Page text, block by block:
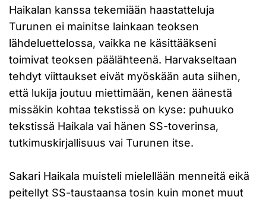
Haikalan kanssa tekemiään haastatteluja
Turunen ei mainitse lainkaan teoksen
lähdeluettelossa, vaikka ne käsittääkseni
toimivat teoksen päälähteenä. Harvakseltaan
tehdyt viittaukset eivät myöskään auta siihen,
että lukija joutuu miettimään, kenen äänestä
missäkin kohtaa tekstissä on kyse: puhuuko
tekstissä Haikala vai hänen SS-toverinsa,
tutkimuskirjallisuus vai Turunen itse.
Sakari Haikala muisteli mielellään menneitä eikä
peitellyt SS-taustaansa tosin kuin monet muut